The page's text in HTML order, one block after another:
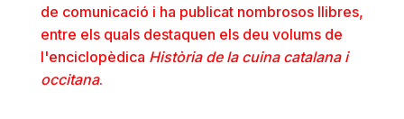
de comunicació i ha publicat nombrosos llibres,
entre els quals destaquen els deu volums de
l'enciclopèdica Història de la cuina catalana i
occitana.